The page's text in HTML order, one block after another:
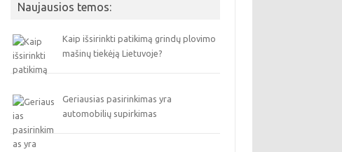
Naujausios temos:
Kaip išsirinkti patikimą grindų plovimo
mašinų tiekėją Lietuvoje?
Geriausias pasirinkimas yra
automobilių supirkimas